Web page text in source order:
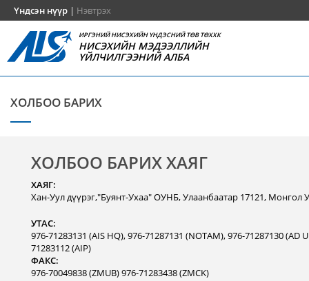
Үндсэн нүүр | Нэвтрэх
ИРГЭНИЙ НИСЭХИЙН ҮНДЭСНИЙ ТӨВ ТӨХХК
НИСЭХИЙН МЭДЭЭЛЛИЙН
ҮЙЛЧИЛГЭЭНИЙ АЛБА
ХОЛБОО БАРИХ
ХОЛБОО БАРИХ ХАЯГ
ХАЯГ:
Хан-Уул дүүрэг,"Буянт-Ухаа" ОУНБ, Улаанбаатар 17121, Монгол
УТАС:
976-71283131 (AIS HQ), 976-71287131 (NOTAM), 976-71287130 (AD
71283112 (AIP)
ФАКС:
976-70049838 (ZMUB) 976-71283438 (ZMCK)